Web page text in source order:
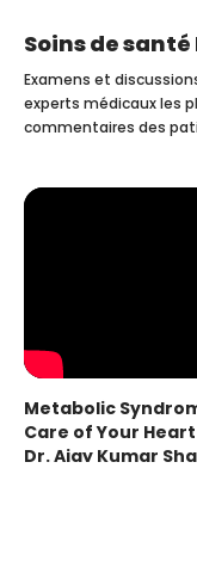
Soins de santé
Examens et
experts médicaux les
commentaires des
Metabolic
Care of Your
Dr. Ajay Kumar